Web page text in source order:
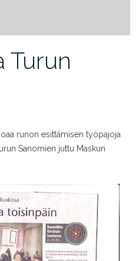
Turun
runon esittämisen työpajoja
Sanomien juttu Maskun